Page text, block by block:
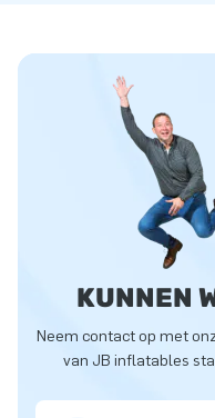
KUNNEN
Neem contact op met
van JB inflatables